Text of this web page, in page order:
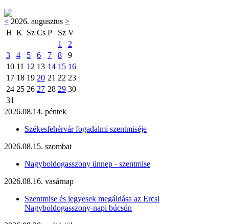
< 2026. augusztus >
H K Sz Cs P Sz V
1
2
3
4 5 6 7 8
9
10 11 12 13 14 15 16
17 18 19 20 21 22 23
24 25 26 27 28 29 30
31
2026.08.14. péntek
Székesfehérvár fogadalmi szentmiséje
2026.08.15. szombat
Nagyboldogasszony ünnep - szentmise
2026.08.16. vasárnap
Szentmise és jegyesek megáldása az Ercsi
Nagyboldogasszony-napi búcsún